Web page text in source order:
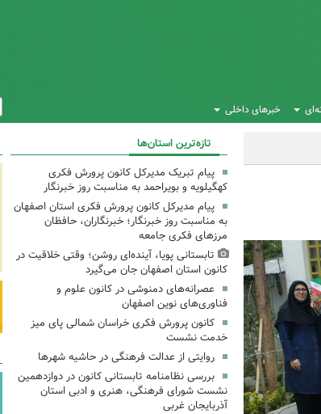
خبرهای داخلی
تازه‌ترین استان‌ها
پیام تبریک مدیرکل کانون پرورش فکری
کهگیلویه و بویراحمد به مناسبت روز خبرنگار
پیام مدیرکل کانون پرورش فکری استان اصفهان
به مناسبت روز خبرنگار؛ خبرنگاران، حافظان
مرزهای فکری جامعه
تابستانی پویا، آینده‌ای روشن؛ وقتی خلاقیت در
کانون استان اصفهان جان می‌گیرد
عصرانه‌های دمنوشی در کانون علوم و
فناوری‌های نوین اصفهان
کانون پرورش فکری خراسان شمالی پای میز
خدمت نشست
روایتی از عدالت فرهنگی در حاشیه شهرها
بررسی نظامنامه تابستانی کانون در دوازدهمین
نشست شورای فرهنگی، هنری و ادبی استان
آذربایجان غربی